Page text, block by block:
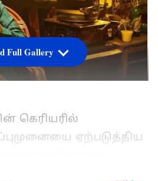
கெரியரில்
ஏற்படுத்திய
Full Gallery